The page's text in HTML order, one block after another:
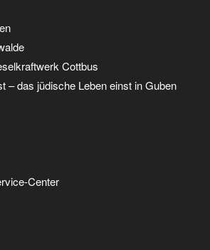
Cottbus
– das jüdische Leben einst in Guben
Center